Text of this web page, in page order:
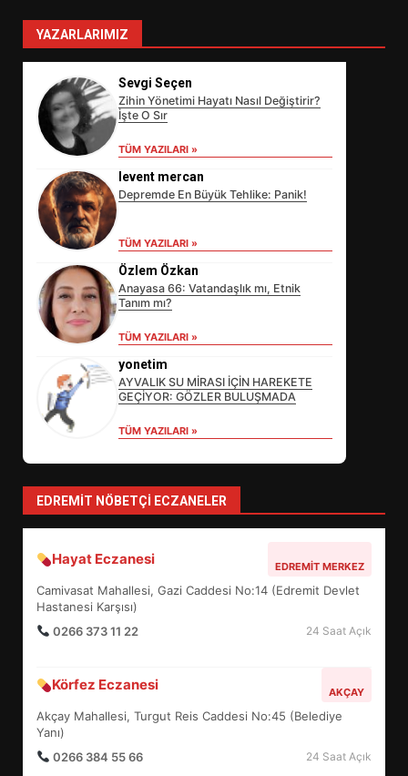
YAZARLARIMIZ
Sevgi Seçen
Zihin Yönetimi Hayatı Nasıl Değiştirir?
İşte O Sır
TÜM YAZILARI »
levent mercan
Depremde En Büyük Tehlike: Panik!
TÜM YAZILARI »
Özlem Özkan
Anayasa 66: Vatandaşlık mı, Etnik
Tanım mı?
TÜM YAZILARI »
yonetim
AYVALIK SU MİRASI İÇİN HAREKETE
GEÇİYOR: GÖZLER BULUŞMADA
TÜM YAZILARI »
EDREMIT NÖBETÇI ECZANELER
Hayat Eczanesi EDREMIT MERKEZ
Camivasat Mahallesi, Gazi Caddesi No:14 (Edremit Devlet
Hastanesi Karşısı)
0266 373 11 22
24 Saat Açık
Körfez Eczanesi AKÇAY
Akçay Mahallesi, Turgut Reis Caddesi No:45 (Belediye
Yanı)
0266 384 55 66
24 Saat Açık
3
EİB’DE KRİTİK ATAMA:
SÜRDÜRÜLEBİLİRLİKTE NE
DEĞİŞECEK?
EDREMİT’İN GURURU TÜRKİYE
FİNALİNDE NE BAŞARDI?
BALIKESİR MÜZELERİNDE SÜRE
UZATILDI: NE DEĞİŞTİ?
BURHANİYE SATRANÇ
TURNUVASI KAYITLARI NEYİ
DEĞİŞTİRİYOR?
7
BURHANİYE BELEDİYESPOR’DA
ŞEKİLLENDİ?